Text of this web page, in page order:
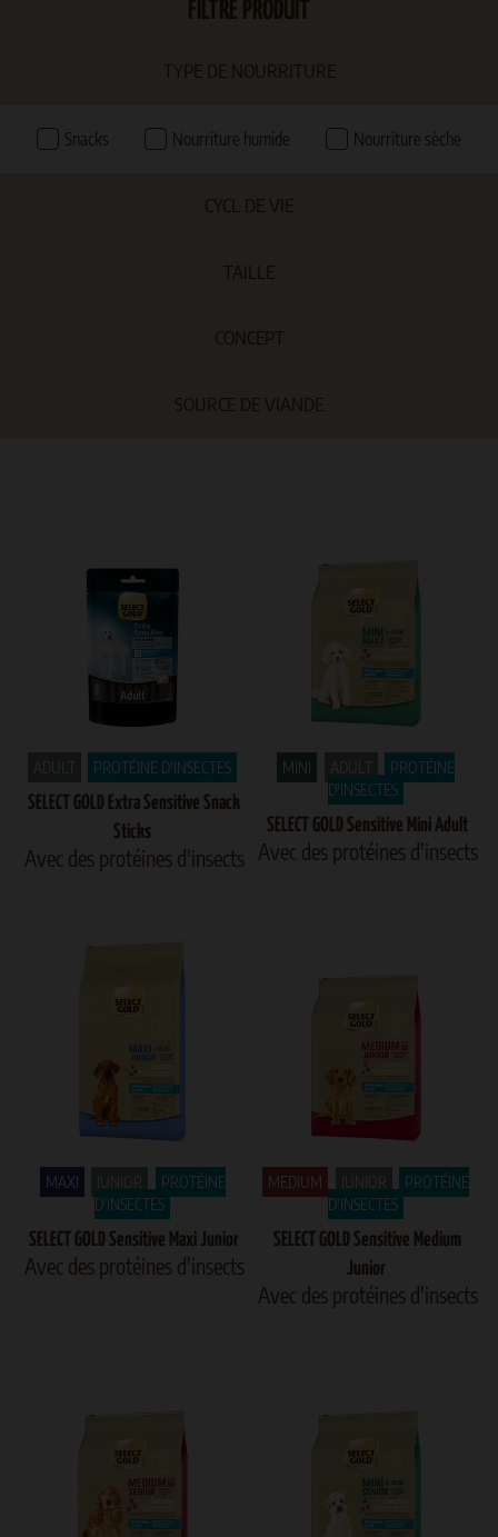
FILTRE PRODUIT
TYPE DE NOURRITURE
Snacks Nourriture humide Nourriture sèche
CYCL DE VIE
TAILLE
CONCEPT
SOURCE DE VIANDE
PROTÉINE D'INSECTES
SELECT GOLD Extra Sensitive Snack
Sticks
Avec des protéines d'insects
MINI
PROTÉINE
D'INSECTES
SELECT GOLD Sensitive Mini Adult
Avec des protéines d'insects
MAXI
PROTÉINE
D'INSECTES
SELECT GOLD Sensitive Maxi Junior
Avec des protéines d'insects
MEDIUM
PROTÉINE
D'INSECTES
SELECT GOLD Sensitive Medium
Junior
Avec des protéines d'insects